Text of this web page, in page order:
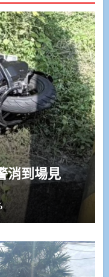
消到場見